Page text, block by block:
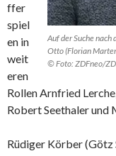
Auf der Suche
Otto (Florian
© Foto: ZDFneo/
ffer
spiel
en in
weit
eren
Rollen Arnfried
Robert Seethaler und
Rüdiger Körber (Götz